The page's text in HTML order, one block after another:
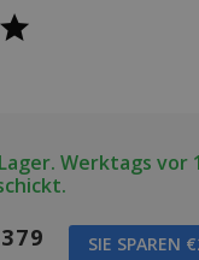
Werktags vor
SIE SPAREN